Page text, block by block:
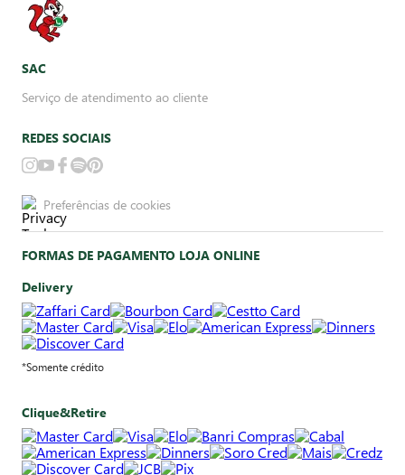
SAC
Serviço de atendimento ao cliente
REDES SOCIAIS
Preferências de cookies
FORMAS DE PAGAMENTO LOJA ONLINE
Delivery
*Somente crédito
Clique&Retire